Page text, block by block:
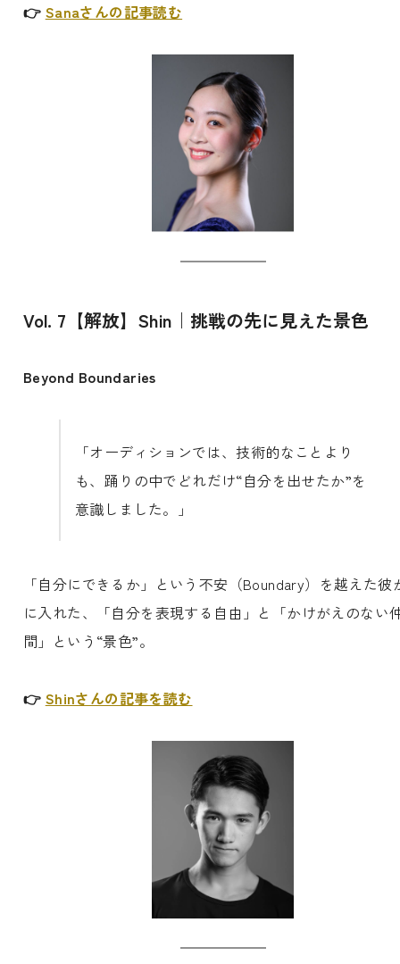
👉 Sanaさんの記事読む
Vol. 7【解放】Shin｜挑戦の先に見えた景色
Beyond Boundaries
「オーディションでは、技術的なことより
も、踊りの中でどれだけ“自分を出せたか”を
意識しました。」
「自分にできるか」という不安（Boundary）を越えた彼
に入れた、「自分を表現する自由」と「かけがえのない
間」という“景色”。
👉 Shinさんの記事を読む